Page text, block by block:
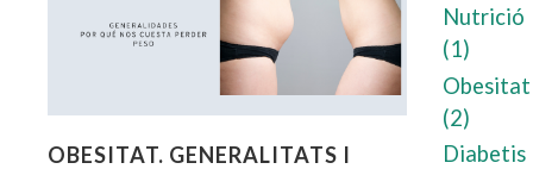
OBESITAT. GENERALITATS I
Nutrició
(1)
Obesitat
(2)
Diabetis